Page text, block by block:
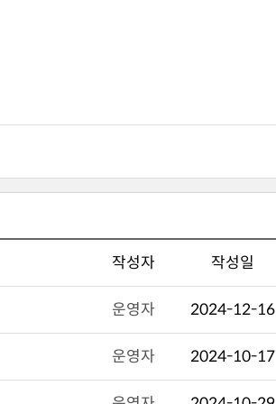
작성자 작성일
운영자 2024-12-16
운영자 2024-10-17